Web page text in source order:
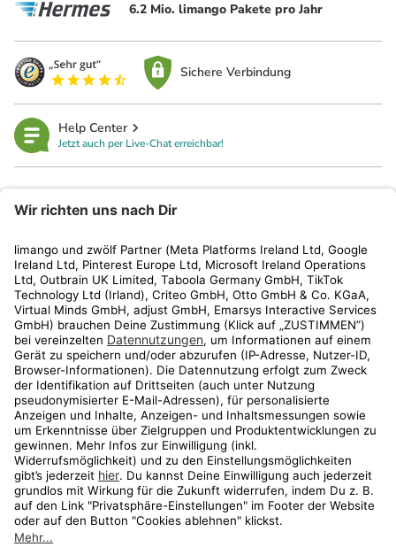
6.2 Mio. limango Pakete pro Jahr
Sichere Verbindung
Help Center
Jetzt auch per Live-Chat erreichbar!
Kundenservice
Shop
Aktionen
Travel